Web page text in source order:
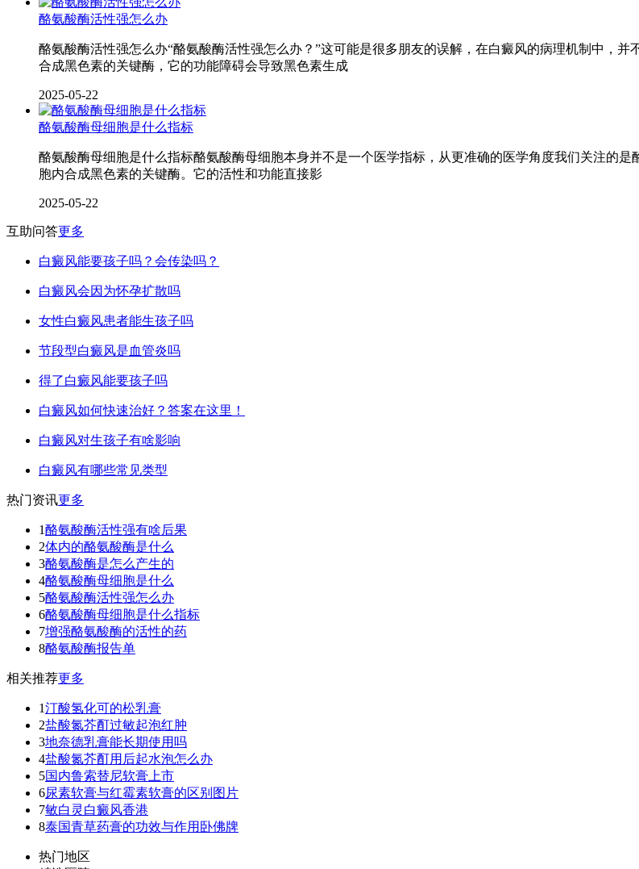
酪氨酸酶活性强怎么办
酪氨酸酶活性强怎么办“酪氨酸酶活性强怎么办？”这可能是很多朋友的误解，在白癜风的病理机制中，
合成黑色素的关键酶，它的功能障碍会导致黑色素生成
2025-05-22
酪氨酸酶母细胞是什么指标
酪氨酸酶母细胞是什么指标酪氨酸酶母细胞本身并不是一个医学指标，从更准确的医学角度我们关注的
胞内合成黑色素的关键酶。它的活性和功能直接影
2025-05-22
互助问答更多
白癜风能要孩子吗？会传染吗？
白癜风会因为怀孕扩散吗
女性白癜风患者能生孩子吗
节段型白癜风是血管炎吗
得了白癜风能要孩子吗
白癜风如何快速治好？答案在这里！
白癜风对生孩子有啥影响
白癜风有哪些常见类型
热门资讯更多
1酪氨酸酶活性强有啥后果
2体内的酪氨酸酶是什么
3酪氨酸酶是怎么产生的
4酪氨酸酶母细胞是什么
5酪氨酸酶活性强怎么办
6酪氨酸酶母细胞是什么指标
7增强酪氨酸酶的活性的药
8酪氨酸酶报告单
相关推荐更多
1汀酸氢化可的松乳膏
2盐酸氮芥酊过敏起泡红肿
3地奈德乳膏能长期使用吗
4盐酸氮芥酊用后起水泡怎么办
5国内鲁索替尼软膏上市
6尿素软膏与红霉素软膏的区别图片
7敏白灵白癜风香港
8泰国青草药膏的功效与作用卧佛牌
热门地区